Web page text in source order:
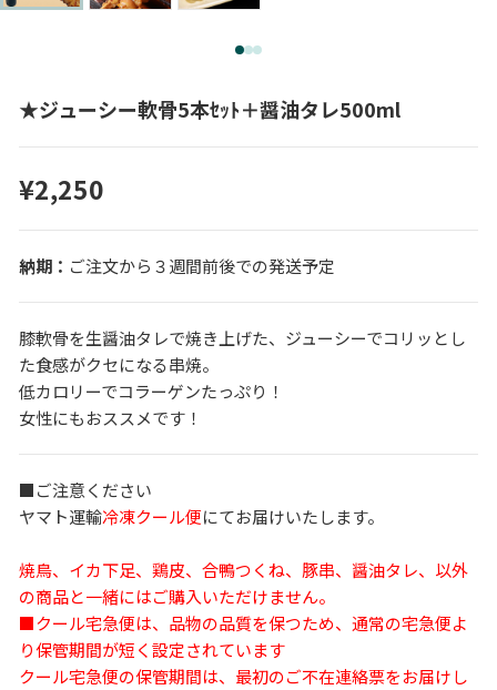
★ジューシー軟骨5本ｾｯﾄ＋醤油タレ500ml
¥2,250
ご注文から３週間前後での発送予定
膝軟骨を生醤油タレで焼き上げた、ジューシーでコリッとし
た食感がクセになる串焼。
低カロリーでコラーゲンたっぷり！
女性にもおススメです！
■ご注意ください
ヤマト運輸冷凍クール便にてお届けいたします。
焼鳥、イカ下足、鶏皮、合鴨つくね、豚串、醤油タレ、以外
の商品と一緒にはご購入いただけません。
■クール宅急便は、品物の品質を保つため、通常の宅急便よ
り保管期間が短く設定されています
クール宅急便の保管期間は、最初のご不在連絡票をお届けし